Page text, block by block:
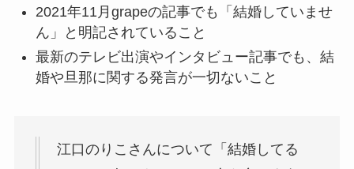
2021年11月grapeの記事でも「結婚していませ
ん」と明記されていること
最新のテレビ出演やインタビュー記事でも、結
婚や旦那に関する発言が一切ないこと
江口のりこさんについて「結婚してる